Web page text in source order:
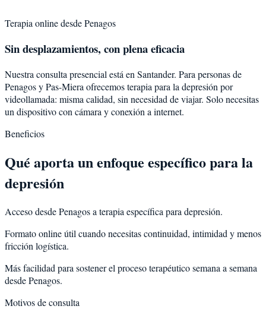
Terapia online desdePenagos
Sin desplazamientos, con plena eficacia
Nuestra consulta presencial está en Santander. Para personas de
PenagosyPas-Miera ofrecemos terapia para la depresión por
videollamada: misma calidad, sin necesidad de viajar. Solo necesitas
un dispositivo con cámara y conexión a internet.
Beneficios
Qué aporta un enfoque específico para la
depresión
Acceso desde Penagos a terapia específica para depresión.
Formato online útil cuando necesitas continuidad, intimidad y menos
fricción logística.
Más facilidad para sostener el proceso terapéutico semana a semana
desde Penagos.
Motivos de consulta